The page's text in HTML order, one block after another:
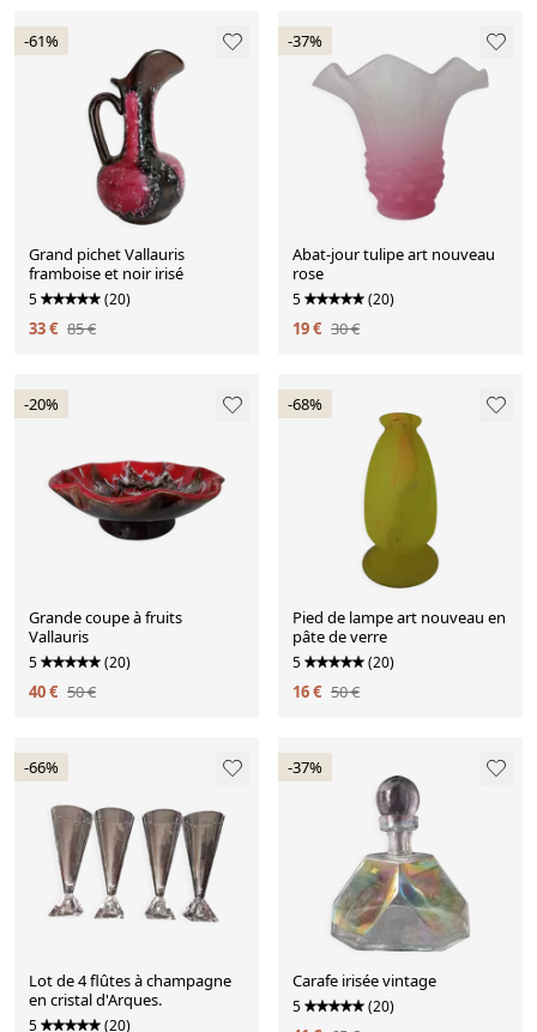
-61%
Grand pichet Vallauris
framboise et noir irisé
5 (20)
33 € 85 €
-37%
Abat-jour tulipe art nouveau
rose
5 (20)
19 € 30 €
-20%
Grande coupe à fruits
Vallauris
5 (20)
40 € 50 €
-68%
Pied de lampe art nouveau en
pâte de verre
5 (20)
16 € 50 €
-66%
Lot de 4 flûtes à champagne
en cristal d'Arques.
5 (20)
-37%
Carafe irisée vintage
5 (20)